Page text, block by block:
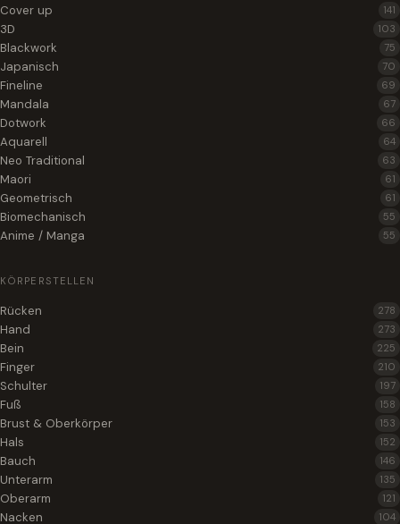
Cover up 141
3D 103
Blackwork 75
Japanisch 70
Fineline 69
Mandala 67
Dotwork 66
Aquarell 64
Neo Traditional 63
Maori 61
Geometrisch 61
Biomechanisch 55
Anime / Manga 55
KÖRPERSTELLEN
Rücken 278
Hand 273
Bein 225
Finger 210
Schulter 197
Fuß 158
Brust & Oberkörper 153
Hals 152
Bauch 146
Unterarm 135
Oberarm 121
Nacken 104